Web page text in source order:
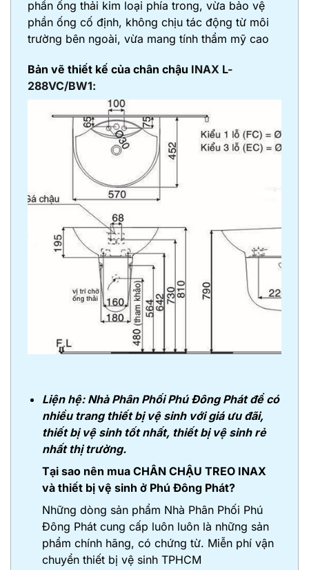
phần ống thải kim loại phía trong, vừa bảo vệ
phần ống cố định, không chịu tác động từ môi
trường bên ngoài, vừa mang tính thẩm mỹ cao
Bản vẽ thiết kế của chân chậu INAX L-
288VC/BW1:
Liện hệ: Nhà Phân Phối Phú Đông Phát để có
nhiều trang thiết bị vệ sinh với giá ưu đãi,
thiết bị vệ sinh tốt nhất, thiết bị vệ sinh rẻ
nhất thị trường.
Tại sao nên mua CHÂN CHẬU TREO INAX
và thiết bị vệ sinh ở Phú Đông Phát?
Những dòng sản phẩm Nhà Phân Phối Phú
Đông Phát cung cấp luôn luôn là những sản
phẩm chính hãng, có chứng từ. Miễn phí vận
chuyển thiết bị vệ sinh TPHCM